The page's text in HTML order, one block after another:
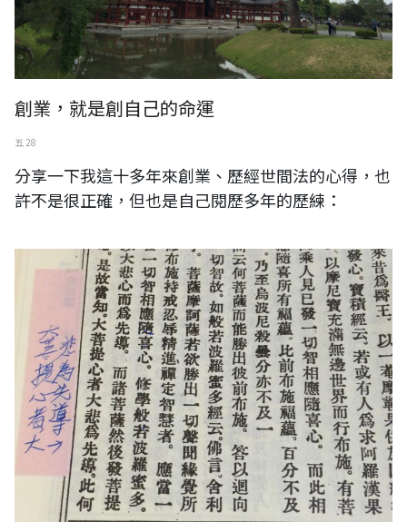
創業，就是創自己的命運
五 28
分享一下我這十多年來創業、歷經世間法的心得，也
許不是很正確，但也是自己閱歷多年的歷練：
大正藏。大菩提心者大悲為先導